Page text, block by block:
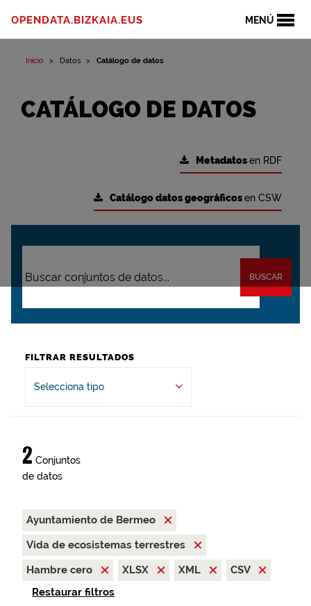
MENÚ
OPENDATA.BIZKAIA.EUS
Inicio Datos Catálogo de datos
CATÁLOGO DE DATOS
Metadatosen RDF
Catálogo datos geográficosen CSW
BUSCAR
FILTRAR RESULTADOS
Selecciona tipo
2 Conjuntos
de datos
Ayuntamiento de Bermeo
Vida de ecosistemas terrestres
Hambre cero
XLSX XML
CSV
Restaurar filtros